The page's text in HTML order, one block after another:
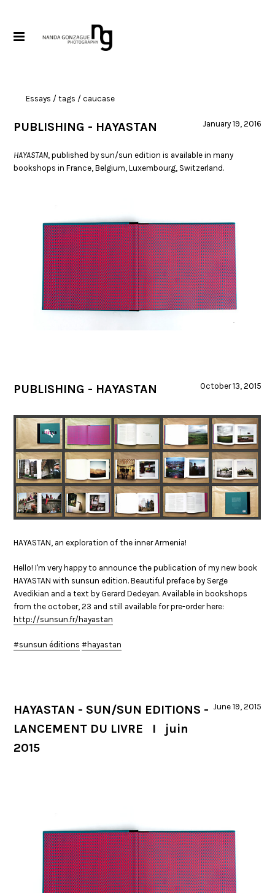
Essays / tags / caucase
January 19, 2016
PUBLISHING - HAYASTAN
HAYASTAN, published by sun/sun edition is available in many
bookshops in France, Belgium, Luxembourg, Switzerland.
October 13, 2015
PUBLISHING - HAYASTAN
HAYASTAN, an exploration of the inner Armenia!
Hello! I'm very happy to announce the publication of my new book
HAYASTAN with sunsun edition. Beautiful preface by Serge
Avedikian and a text by Gerard Dedeyan. Available in bookshops
from the october, 23 and still available for pre-order here:
http://sunsun.fr/hayastan
#sunsun éditions #hayastan
June 19, 2015
HAYASTAN - SUN/SUN EDITIONS -
LANCEMENT DU LIVRE I juin
2015